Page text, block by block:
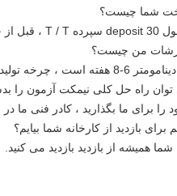
شما چیست؟
من چیست؟
راه حل کلی نیمکت آزمون را
را برای ما بگذارید ، کادر فنی ما
برای بازدید از کارخانه شما بیایم؟
همیشه از بازدید بازدید می کنید.